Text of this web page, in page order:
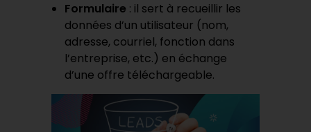
Formulaire : il sert à recueillir les
données d’un utilisateur (nom,
adresse, courriel, fonction dans
l’entreprise, etc.) en échange
d’une offre téléchargeable.